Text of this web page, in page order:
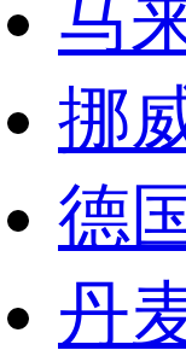
马
挪
德
丹